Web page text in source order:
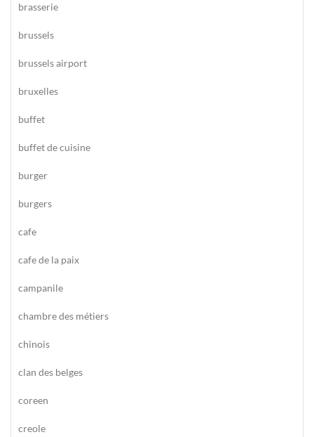
brasserie
brussels
brussels airport
bruxelles
buffet
buffet de cuisine
burger
burgers
cafe
cafe de la paix
campanile
chambre des métiers
chinois
clan des belges
coreen
creole